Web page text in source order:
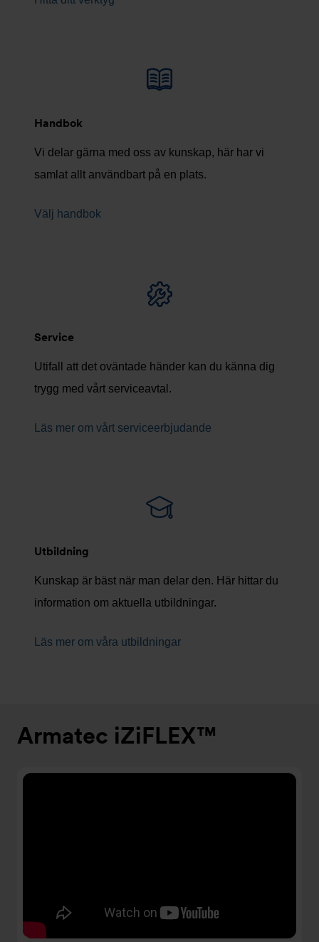
Handbok
Vi delar gärna med oss av kunskap, här har vi
samlat allt användbart på en plats.
Välj handbok
Service
Utifall att det oväntade händer kan du känna dig
trygg med vårt serviceavtal.
Läs mer om vårt serviceerbjudande
Utbildning
Kunskap är bäst när man delar den. Här hittar du
information om aktuella utbildningar.
Läs mer om våra utbildningar
Armatec iZiFLEX™